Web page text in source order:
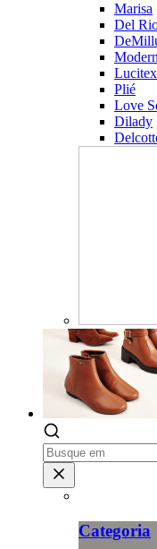
Marisa
Del
Lucitex
Plié
Love
Dilady
Categoria